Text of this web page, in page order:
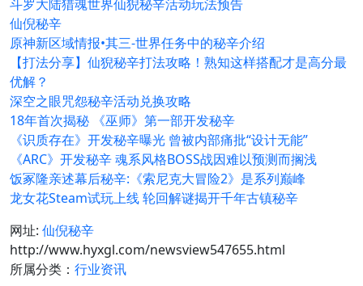
斗罗大陆猎魂世界仙猊秘辛活动玩法预告
仙倪秘辛
原神新区域情报•其三-世界任务中的秘辛介绍
【打法分享】仙猊秘辛打法攻略！熟知这样搭配才是高分最
优解？
深空之眼咒怨秘辛活动兑换攻略
18年首次揭秘 《巫师》第一部开发秘辛
《识质存在》开发秘辛曝光 曾被内部痛批“设计无能”
《ARC》开发秘辛 魂系风格BOSS战因难以预测而搁浅
饭冢隆亲述幕后秘辛:《索尼克大冒险2》是系列巅峰
龙女花Steam试玩上线 轮回解谜揭开千年古镇秘辛
网址: 仙倪秘辛
http://www.hyxgl.com/newsview547655.html
所属分类： 行业资讯